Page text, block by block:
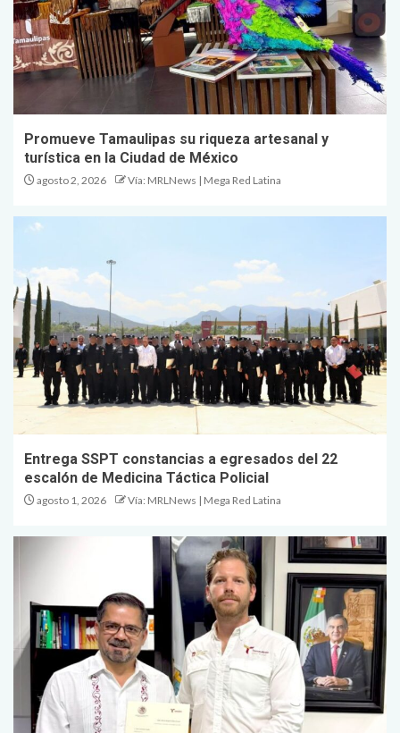
Promueve Tamaulipas su riqueza artesanal y
turística en la Ciudad de México
agosto 2, 2026 Vía: MRLNews | Mega Red Latina
Entrega SSPT constancias a egresados del 22
escalón de Medicina Táctica Policial
agosto 1, 2026 Vía: MRLNews | Mega Red Latina